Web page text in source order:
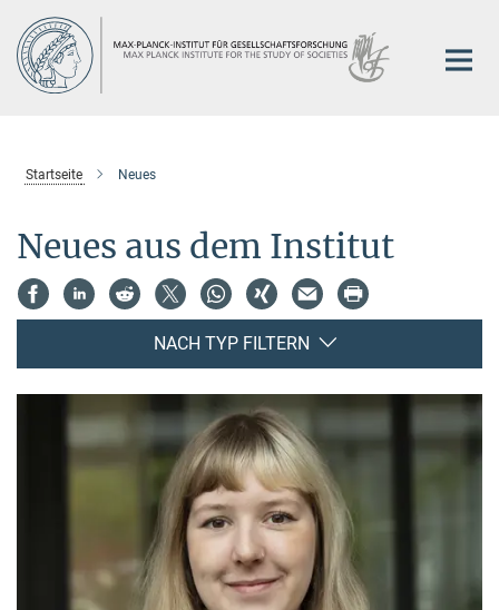
Hauptinhalt
Startseite Neues
Neues aus dem Institut
NACH TYP FILTERN